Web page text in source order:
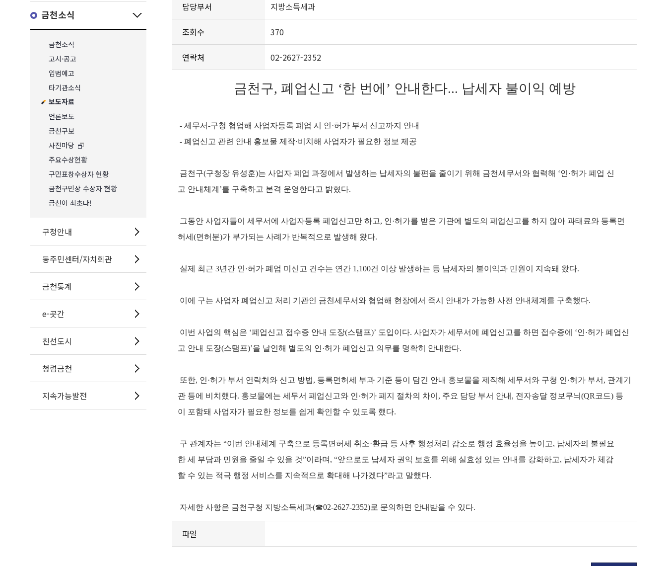
금천소식
금천소식
고시·공고
입법예고
타기관소식
보도자료
언론보도
금천구보
사진마당
주요수상현황
구민표창수상자 현황
금천구민상 수상자 현황
금천이 최초다!
구청안내
동주민센터/자치회관
금천통계
e-곳간
친선도시
청렴금천
지속가능발전
담당부서 지방소득세과
조회수 370
연락처 02-2627-2352
금천구, 폐업신고 ‘한 번에’ 안내한다... 납세자 불이익 예방
- 세무서-구청 협업해 사업자등록 폐업 시 인·허가 부서 신고까지 안내
- 폐업신고 관련 안내 홍보물 제작·비치해 사업자가 필요한 정보 제공
금천구(구청장 유성훈)는 사업자 폐업 과정에서 발생하는 납세자의 불편을 줄이기 위해 금천세무서와 협력해 ‘인·허가 폐업 신
고 안내체계’를 구축하고 본격 운영한다고 밝혔다.
그동안 사업자들이 세무서에 사업자등록 폐업신고만 하고, 인·허가를 받은 기관에 별도의 폐업신고를 하지 않아 과태료와 등록면
허세(면허분)가 부가되는 사례가 반복적으로 발생해 왔다.
실제 최근 3년간 인·허가 폐업 미신고 건수는 연간 1,100건 이상 발생하는 등 납세자의 불이익과 민원이 지속돼 왔다.
이에 구는 사업자 폐업신고 처리 기관인 금천세무서와 협업해 현장에서 즉시 안내가 가능한 사전 안내체계를 구축했다.
이번 사업의 핵심은 ‘폐업신고 접수증 안내 도장(스탬프)’ 도입이다. 사업자가 세무서에 폐업신고를 하면 접수증에 ‘인·허가 폐업신
고 안내 도장(스탬프)’을 날인해 별도의 인·허가 폐업신고 의무를 명확히 안내한다.
또한, 인·허가 부서 연락처와 신고 방법, 등록면허세 부과 기준 등이 담긴 안내 홍보물을 제작해 세무서와 구청 인·허가 부서, 관계기
관 등에 비치했다. 홍보물에는 세무서 폐업신고와 인·허가 폐지 절차의 차이, 주요 담당 부서 안내, 전자송달 정보무늬(QR코드) 등
이 포함돼 사업자가 필요한 정보를 쉽게 확인할 수 있도록 했다.
구 관계자는 “이번 안내체계 구축으로 등록면허세 취소·환급 등 사후 행정처리 감소로 행정 효율성을 높이고, 납세자의 불필요
한 세 부담과 민원을 줄일 수 있을 것”이라며, “앞으로도 납세자 권익 보호를 위해 실효성 있는 안내를 강화하고, 납세자가 체감
할 수 있는 적극 행정 서비스를 지속적으로 확대해 나가겠다”라고 말했다.
자세한 사항은 금천구청 지방소득세과(☎02-2627-2352)로 문의하면 안내받을 수 있다.
파일